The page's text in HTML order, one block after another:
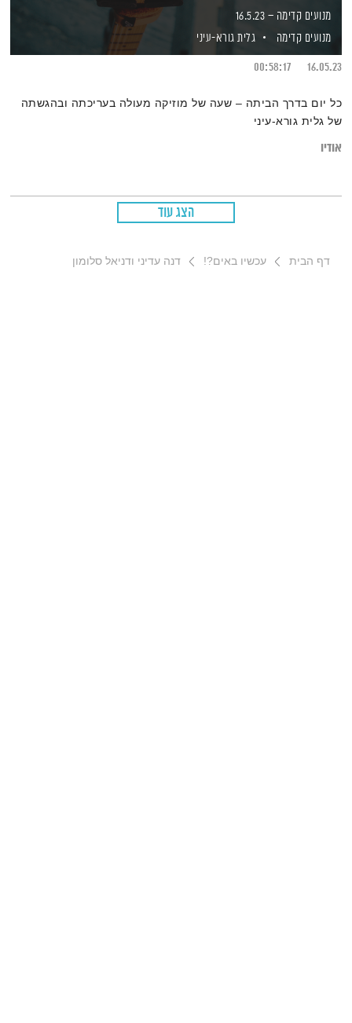
מנועים קדימה – 16.5.23
מנועים קדימה
גלית גורא-עיני
16.05.23
00:58:17
כל יום בדרך הביתה – שעה של מוזיקה מעולה בעריכתה ובהגשתה
של גלית גורא-עיני
אודיו
הצג עוד
דף הבית עכשיו באים?! דנה עדיני ודניאל סלומון